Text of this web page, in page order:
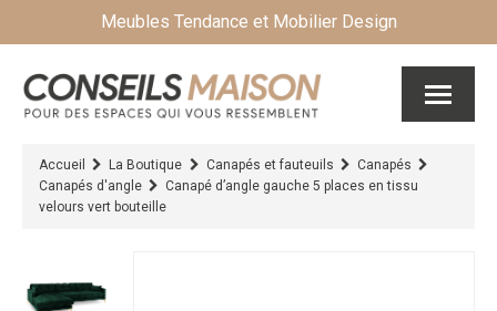
Meubles Tendance et Mobilier Design
Accueil La Boutique Canapés et fauteuils
Canapés
Canapés d'angle
Canapé d’angle gauche 5 places en tissu
velours vert bouteille